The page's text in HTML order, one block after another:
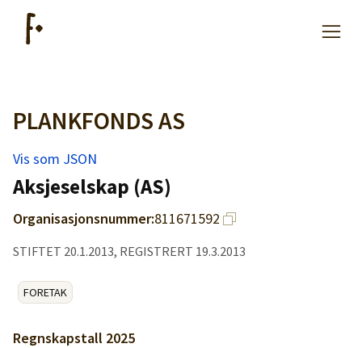
Artikler
Hjelp
Kjøpe lister
Priser
PLANKFONDS AS
Vis som JSON
Aksjeselskap (AS)
Organisasjonsnummer:811671592
STIFTET 20.1.2013, REGISTRERT 19.3.2013
FORETAK
Regnskapstall 2025